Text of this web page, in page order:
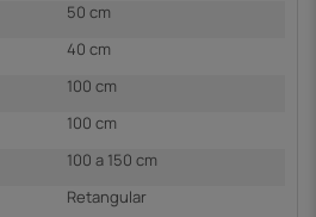
50 cm
40 cm
100 cm
100 cm
100 a 150 cm
Retangular